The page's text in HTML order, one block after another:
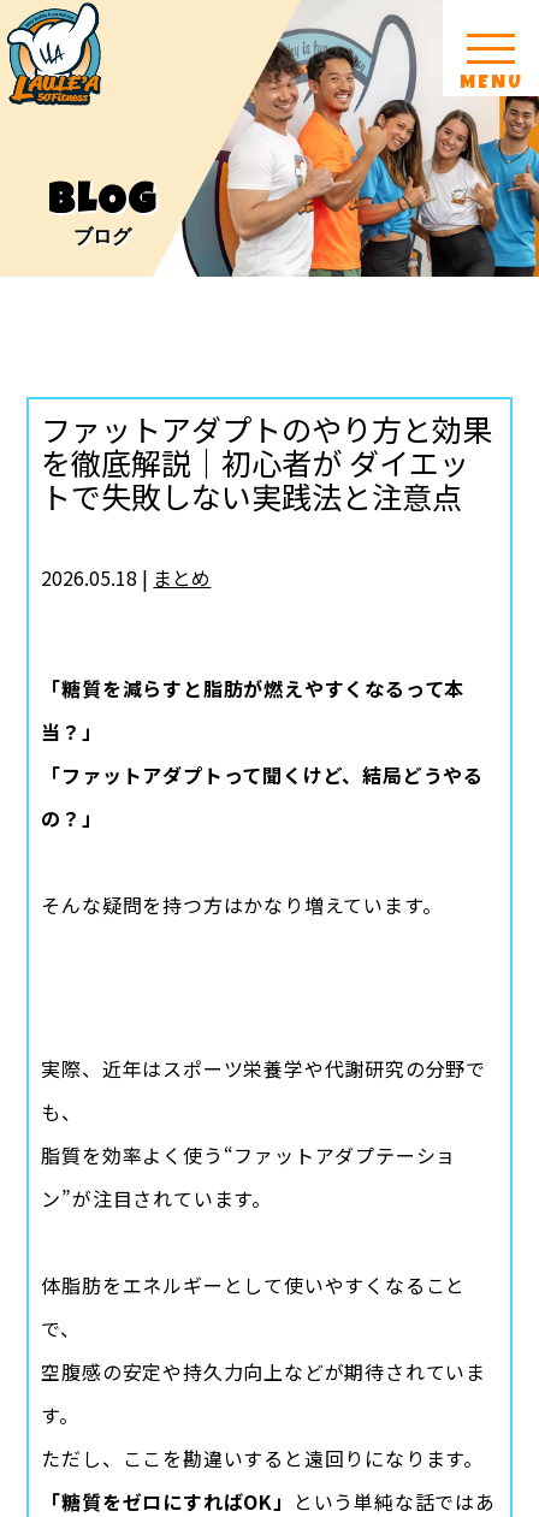
MENU
BLOG
ブログ
ファットアダプトのやり方と効果
を徹底解説｜初心者が ダイエッ
トで失敗しない実践法と注意点
2026.05.18 | まとめ
「糖質を減らすと脂肪が燃えやすくなるって本
当？」
「ファットアダプトって聞くけど、結局どうやる
の？」
そんな疑問を持つ方はかなり増えています。
実際、近年はスポーツ栄養学や代謝研究の分野で
も、
脂質を効率よく使う“ファットアダプテーショ
ン”が注目されています。
体脂肪をエネルギーとして使いやすくなること
で、
空腹感の安定や持久力向上などが期待されていま
す。
ただし、ここを勘違いすると遠回りになります。
「糖質をゼロにすればOK」 という単純な話ではあ